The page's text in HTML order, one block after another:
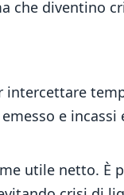
che diventino
intercettare
e
utile netto. È